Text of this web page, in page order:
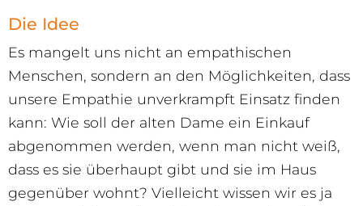
Die Idee
Es mangelt uns nicht an empathischen
Menschen, sondern an den Möglichkeiten, dass
unsere Empathie unverkrampft Einsatz finden
kann: Wie soll der alten Dame ein Einkauf
abgenommen werden, wenn man nicht weiß,
dass es sie überhaupt gibt und sie im Haus
gegenüber wohnt? Vielleicht wissen wir es ja